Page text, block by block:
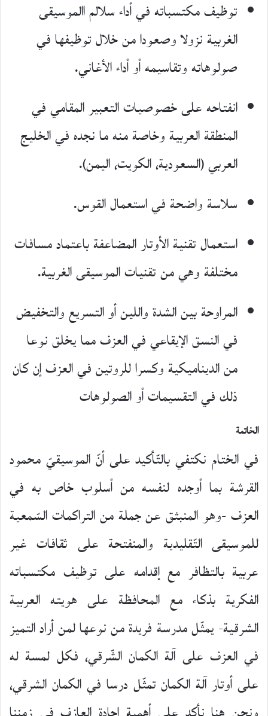
توظيف مكتسباته في أداء سلالم االموسيقى
الغربية نزولا وصعودا من خلال توظيفها في
صولوهاته وتقاسيمه أو أداء الأغاني.
انفتاحه على خصوصيات التعبير المقامي في
المنطقة العربية وخاصة منه ما نجده في الخليج
العربي (السعودية، الكويت، اليمن).
سلاسة واضحة في استعمال القوس.
استعمال تقنية الأوتار المضاعفة باعتماد مسافات
مختلفة وهي من تقنيات الموسيقى الغربية.
المراوحة بين الشدة واللين أو التسريع والتخفيض
في النسق الإيقاعي في العزف مما يخلق نوعا
من الديناميكية وكسرا للروتين في العزف إن كان
ذلك في التقسيمات أو الصولوهات
الخاتمة
في الختام نكتفي بالتّأكيد على أنّ الموسيقيّ محمود
القرشة بما أوجده لنفسه من أسلوب خاص به في
العزف -وهو المنبثق عن جملة من التراكمات السّمعية
للموسيقى التّقليدية والمنفتحة على ثقافات غير
عربية بالتظافر مع إقدامه على توظيف مكتسباته
الفكرية بذكاء مع المحافظة على هويته العربية
الشرقية- يمثّل مدرسة فريدة من نوعها لمن أراد التميز
في العزف على آلة الكمان الشّرقي، فكل لمسة له
على أوتار آلة الكمان تمثّل درسا في الكمان الشرقي،